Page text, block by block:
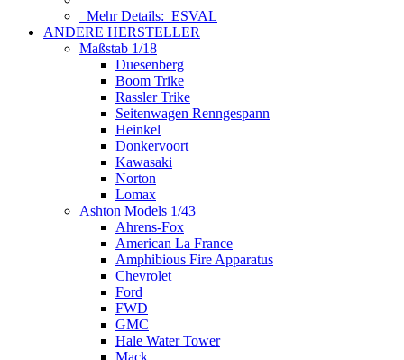
Mehr Details: ESVAL
ANDERE HERSTELLER
Maßstab 1/18
Duesenberg
Boom Trike
Rassler Trike
Seitenwagen Renngespann
Heinkel
Donkervoort
Kawasaki
Norton
Lomax
Ashton Models 1/43
Ahrens-Fox
American La France
Amphibious Fire Apparatus
Chevrolet
Ford
FWD
GMC
Hale Water Tower
Mack